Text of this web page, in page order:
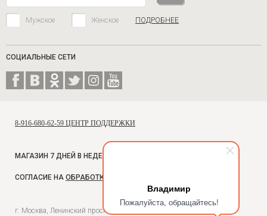
Владимир
Пожалуйста, обращайтесь!
Мужское Женское ПОДРОБНЕЕ
СОЦИАЛЬНЫЕ СЕТИ
8-916-680-62-59 ЦЕНТР ПОДДЕРЖКИ
МАГАЗИН 7 ДНЕЙ В НЕДЕЛЮ, С 10 ДО 18
СОГЛАСИЕ НА ОБРАБОТКУ ПЕРСОНАЛЬНЫХ ДАННЫХ
г. Москва, Ленинский проспект, 54, Универмаг Москва,